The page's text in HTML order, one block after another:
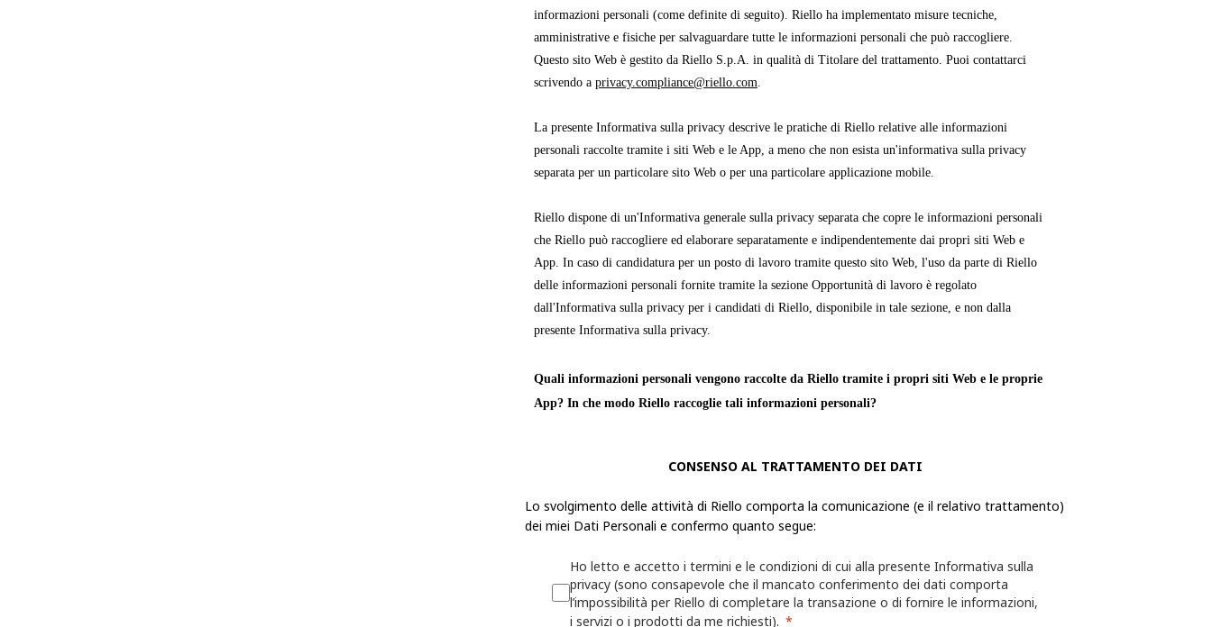
informazioni personali (come definite di seguito). Riello ha implementato misure tecniche,
amministrative e fisiche per salvaguardare tutte le informazioni personali che può raccogliere.
Questo sito Web è gestito da Riello S.p.A. in qualità di Titolare del trattamento. Puoi contattarci
scrivendo a privacy.compliance@riello.com
La presente Informativa sulla privacy descrive le pratiche di Riello relative alle informazioni
personali raccolte tramite i siti Web e le App, a meno che non esista un'informativa sulla privacy
separata per un particolare sito Web o per una particolare applicazione mobile.
Riello dispone di un'Informativa generale sulla privacy separata che copre le informazioni personali
che Riello può raccogliere ed elaborare separatamente e indipendentemente dai propri siti Web e
App. In caso di candidatura per un posto di lavoro tramite questo sito Web, l'uso da parte di Riello
delle informazioni personali fornite tramite la sezione Opportunità di lavoro è regolato
dall'Informativa sulla privacy per i candidati di Riello, disponibile in tale sezione, e non dalla
presente Informativa sulla privacy.
Quali informazioni personali vengono raccolte da Riello tramite i propri siti Web e le proprie
App? In che modo Riello raccoglie tali informazioni personali?
identificabile o può essere identificata. Riello raccoglie, utilizza ed elabora le Informazioni
propri siti Web e app.
possibilità di decidere se fornirle o meno. Se l'utente sceglie di non fornire alcuna delle
Informazioni personali richieste, Riello potrebbe non essere in grado di completare la transazione o
CONSENSO AL TRATTAMENTO DEI DATI
Lo svolgimento delle attività di Riello comporta la comunicazione (e il relativo trattamento)
dei miei Dati Personali e confermo quanto segue:
Ho letto e accetto i termini e le condizioni di cui alla presente Informativa sulla
privacy (sono consapevole che il mancato conferimento dei dati comporta
l’impossibilità per Riello di completare la transazione o di fornire le informazioni,
i servizi o i prodotti da me richiesti).